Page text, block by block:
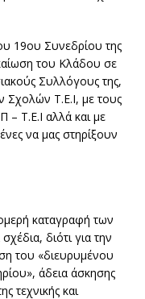
19ου Συνεδρίου της
του Κλάδου σε
Συλλόγους της,
Σχολών Τ.Ε.Ι, με τους
– Τ.Ε.Ι αλλά και με
να μας στηρίξουν
καταγραφή των
διότι για την
του «διευρυμένου
άδεια άσκησης
τεχνικής και